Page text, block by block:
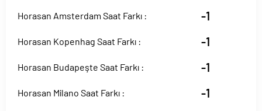
Horasan Amsterdam Saat Farkı : -1
Horasan Kopenhag Saat Farkı : -1
Horasan Budapeşte Saat Farkı : -1
Horasan Milano Saat Farkı : -1